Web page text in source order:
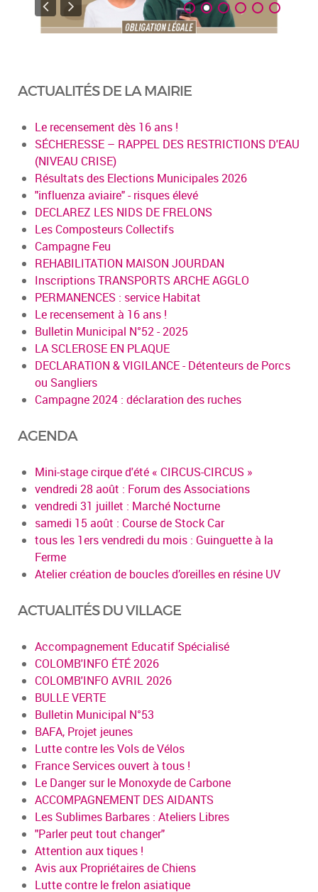
ACTUALITÉS DE LA MAIRIE
Le recensement dès 16 ans !
SÉCHERESSE – RAPPEL DES RESTRICTIONS D'EAU
(NIVEAU CRISE)
Résultats des Elections Municipales 2026
"influenza aviaire" - risques élevé
DECLAREZ LES NIDS DE FRELONS
Les Composteurs Collectifs
Campagne Feu
REHABILITATION MAISON JOURDAN
Inscriptions TRANSPORTS ARCHE AGGLO
PERMANENCES : service Habitat
Le recensement à 16 ans !
Bulletin Municipal N°52 - 2025
LA SCLEROSE EN PLAQUE
DECLARATION & VIGILANCE - Détenteurs de Porcs
ou Sangliers
Campagne 2024 : déclaration des ruches
AGENDA
Mini-stage cirque d'été « CIRCUS-CIRCUS »
vendredi 28 août : Forum des Associations
vendredi 31 juillet : Marché Nocturne
samedi 15 août : Course de Stock Car
tous les 1ers vendredi du mois : Guinguette à la
Ferme
Atelier création de boucles d’oreilles en résine UV
ACTUALITÉS DU VILLAGE
Accompagnement Educatif Spécialisé
COLOMB'INFO ÉTÉ 2026
COLOMB'INFO AVRIL 2026
BULLE VERTE
Bulletin Municipal N°53
BAFA, Projet jeunes
Lutte contre les Vols de Vélos
France Services ouvert à tous !
Le Danger sur le Monoxyde de Carbone
ACCOMPAGNEMENT DES AIDANTS
Les Sublimes Barbares : Ateliers Libres
"Parler peut tout changer"
Attention aux tiques !
Avis aux Propriétaires de Chiens
Lutte contre le frelon asiatique